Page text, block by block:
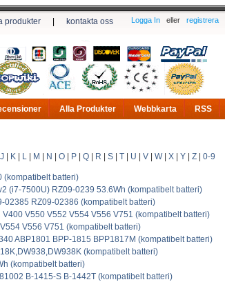
produkter kontakta oss Logga In eller registrera
Alla Produkter Webbkarta RSS
J K L M N O P Q R S T U V W| X Y Z 0-9
(kompatibelt batteri)
(i7-7500U) RZ09-0239 53.6Wh (kompatibelt batteri)
02385 RZ09-02386 (kompatibelt batteri)
V550 V552 V554 V556 V751 (kompatibelt batteri)
V556 V751 (kompatibelt batteri)
ABP1801 BPP-1815 BPP1817M (kompatibelt batteri)
(kompatibelt batteri)
(kompatibelt batteri)
B-1415-S B-1442T (kompatibelt batteri)